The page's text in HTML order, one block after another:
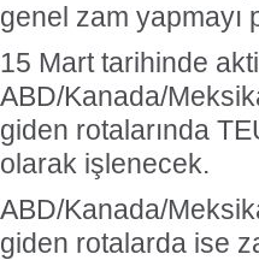
genel zam yapmayı
15 Mart tarihinde
ABD/Kanada/
giden rotalarında
olarak işlenecek.
ABD/Kanada/
giden rotalarda ise